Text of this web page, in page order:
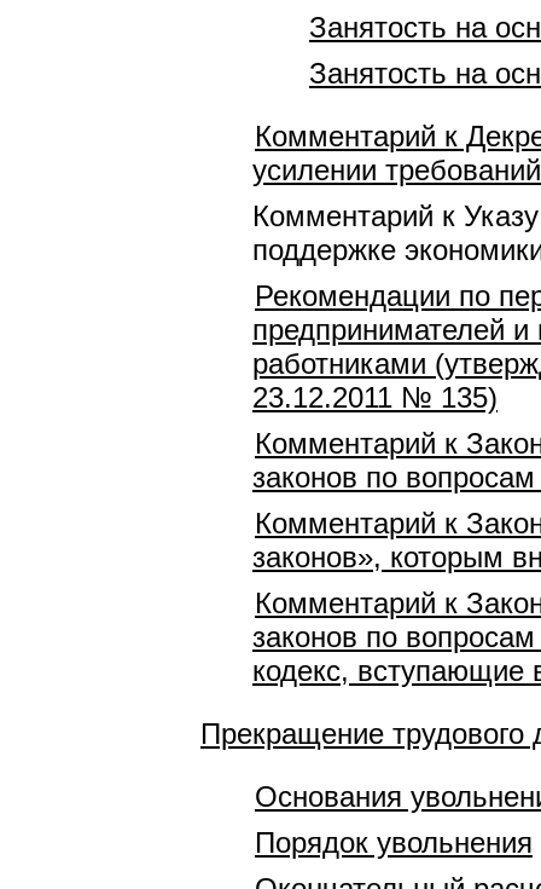
Занятость на
Занятость на
Комментарий к
усилении
Комментарий к
поддержке
Рекомендации по
предпринимателей и
работниками
23.12.2011 № 135)
Комментарий к
законов по
Комментарий к
законов», которым
Комментарий к
законов по
кодекс, вступающие
Прекращение трудового
Основания
Порядок увольнения